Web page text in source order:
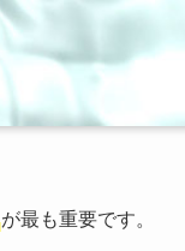
が最も重要です。